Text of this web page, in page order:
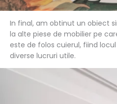
In final, am obtinut un obiect
la alte piese de mobilier pe
este de folos cuierul, fiind
diverse lucruri utile.